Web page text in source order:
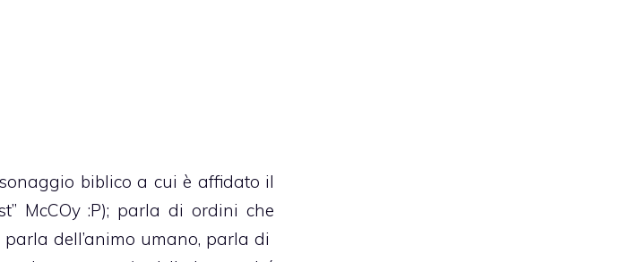
biblico a cui è affidato il
McCOy :P); parla di ordini che
dell’animo umano, parla di